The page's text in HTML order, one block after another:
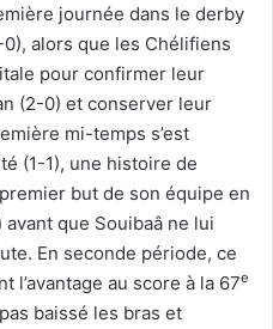
journée dans le derby
alors que les Chélifiens
pour confirmer leur
(2-0) et conserver leur
mi-temps s’est
(1-1), une histoire de
but de son équipe en
avant que Souibaâ ne lui
En seconde période, ce
l’avantage au score à la 67e
baissé les bras et